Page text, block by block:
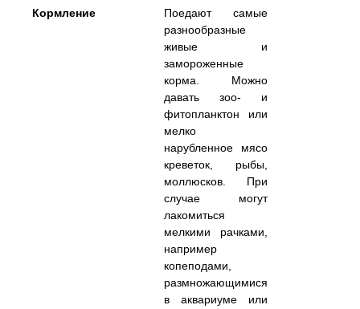
Кормление
Поедают самые
разнообразные
живые и
замороженные
корма. Можно
давать зоо- и
фитопланктон или
мелко
нарубленное мясо
креветок, рыбы,
моллюсков. При
случае могут
лакомиться
мелкими рачками,
например
копеподами,
размножающимися
в аквариуме или